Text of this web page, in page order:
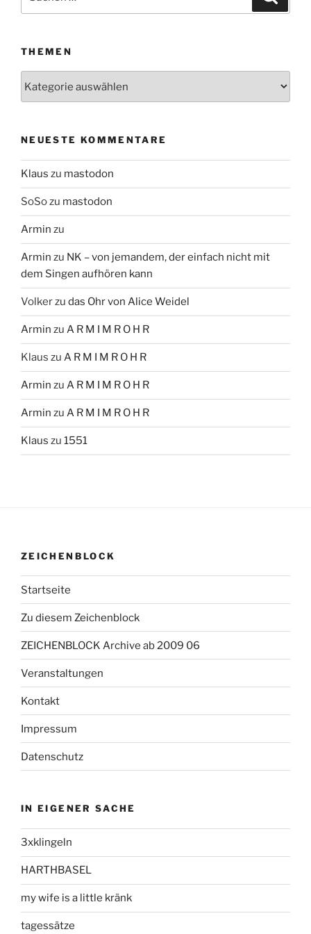
THEMEN
NEUESTE KOMMENTARE
Klaus zu mastodon
SoSozu mastodon
Armin zu
Armin zu NK – von jemandem, der einfach nicht mit
dem Singen aufhören kann
Volkerzu das Ohr von Alice Weidel
Armin zu A R M I M R O H R
Klaus zu A R M I M R O H R
Armin zu A R M I M R O H R
Armin zu A R M I M R O H R
Klaus zu 1551
ZEICHENBLOCK
Startseite
Zu diesem Zeichenblock
ZEICHENBLOCK Archive ab 2009 06
Veranstaltungen
Kontakt
Impressum
Datenschutz
IN EIGENER SACHE
3xklingeln
HARTHBASEL
my wife is a little kränk
tagessätze